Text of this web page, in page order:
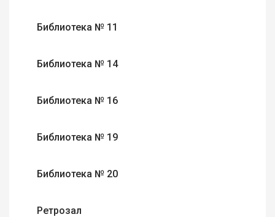
Библиотека № 11
Библиотека № 14
Библиотека № 16
Библиотека № 19
Библиотека № 20
Ретрозал